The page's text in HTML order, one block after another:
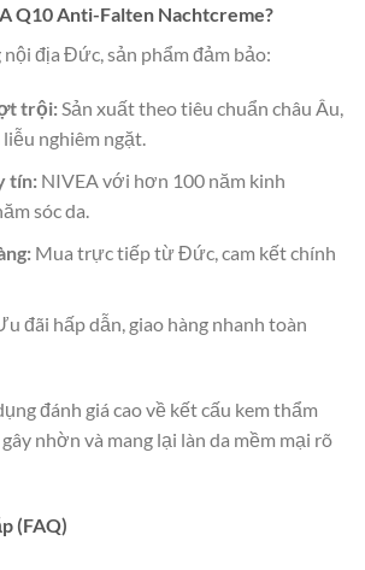
Q10 Anti-Falten Nachtcreme?
nội địa Đức, sản phẩm đảm bảo:
trội:Sản xuất theo tiêu chuẩn châu Âu,
nghiêm ngặt.
tín:NIVEA với hơn 100 năm kinh
sóc da.
Mua trực tiếp từ Đức, cam kết chính
đãi hấp dẫn, giao hàng nhanh toàn
đánh giá cao về kết cấu kem thẩm
nhờn và mang lại làn da mềm mại rõ
(FAQ)